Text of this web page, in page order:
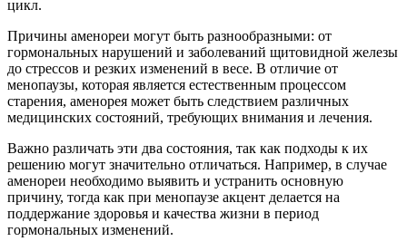
цикл.
Причины аменореи могут быть разнообразными: от
гормональных нарушений и заболеваний щитовидной железы
до стрессов и резких изменений в весе. В отличие от
менопаузы, которая является естественным процессом
старения, аменорея может быть следствием различных
медицинских состояний, требующих внимания и лечения.
Важно различать эти два состояния, так как подходы к их
решению могут значительно отличаться. Например, в случае
аменореи необходимо выявить и устранить основную
причину, тогда как при менопаузе акцент делается на
поддержание здоровья и качества жизни в период
гормональных изменений.